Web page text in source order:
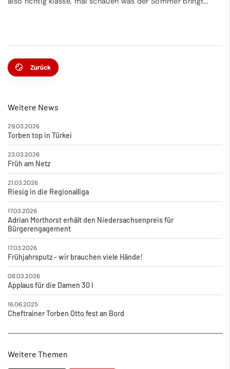
Zurück
Weitere News
29.03.2026
Torben top in Türkei
23.03.2026
Früh am Netz
21.03.2026
Riesig in die Regionalliga
17.03.2026
Adrian Morthorst erhält den Niedersachsenpreis für
Bürgerengagement
17.03.2026
Frühjahrsputz - wir brauchen viele Hände!
08.03.2026
Applaus für die Damen 30 I
16.06.2025
Cheftrainer Torben Otto fest an Bord
Weitere Themen